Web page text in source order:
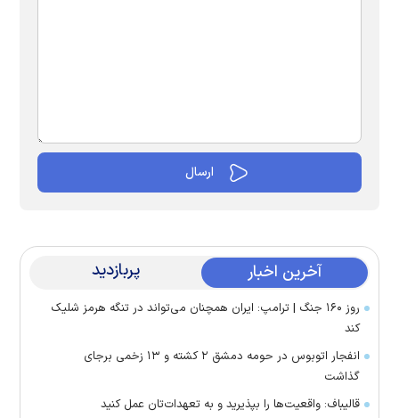
آخرین اخبار پربازدید
روز ۱۶۰ جنگ | ترامپ: ایران همچنان می‌تواند در تنگه هرمز شلیک
کند
انفجار اتوبوس در حومه دمشق ۲ کشته و ۱۳ زخمی برجای
گذاشت
قالیباف: واقعیت‌ها را بپذیرید و به تعهدات‌تان عمل کنید